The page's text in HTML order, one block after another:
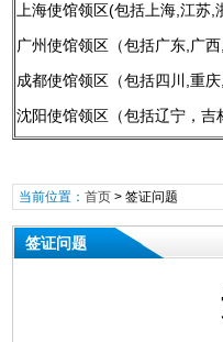
上海使馆领区(包括上海,江苏,
广州使馆领区（包括广东,广西
成都使馆领区（包括四川,重庆
沈阳使馆领区（包括辽宁，吉
当前位置： 首页> 签证问题
签证问题